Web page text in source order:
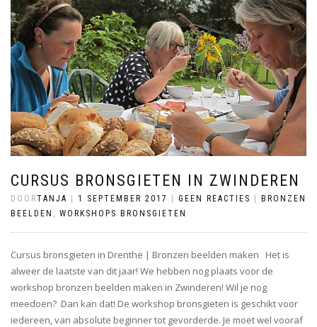
CURSUS BRONSGIETEN IN ZWINDEREN
DOORTANJA | 1 SEPTEMBER 2017 | GEEN REACTIES | BRONZEN
BEELDEN
WORKSHOPS BRONSGIETEN
Cursus bronsgieten in Drenthe | Bronzen beelden maken Het is
alweer de laatste van dit jaar! We hebben nog plaats voor de
workshop bronzen beelden maken in Zwinderen! Wil je nog
meedoen? Dan kan dat! De workshop bronsgieten is geschikt voor
iedereen, van absolute beginner tot gevorderde. Je moet wel vooraf